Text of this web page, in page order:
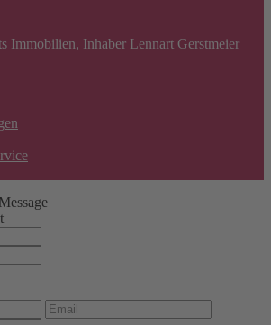
Immobilien, Inhaber Lennart Gerstmeier